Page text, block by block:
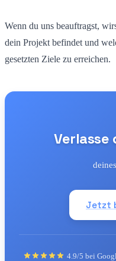
Wenn du uns beauftragst,
dein Projekt befindet und
gesetzten Ziele zu erreichen.
Verlasse
Jetzt
4.9/5 bei